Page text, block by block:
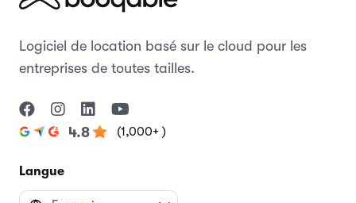
Logiciel de location basé sur le cloud pour les
entreprises de toutes tailles.
4.8 (1,000+ )
Langue